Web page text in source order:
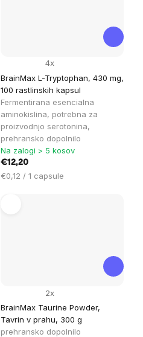
BrainMax L-Tryptophan, 430 mg,
100 rastlinskih kapsul
Fermentirana esencialna
aminokislina, potrebna za
proizvodnjo serotonina,
prehransko dopolnilo
4x
Na zalogi > 5 kosov
€12,20
Cena
€0,12 / 1 capsule
BrainMax Taurine Powder,
Tavrin v prahu, 300 g
prehransko dopolnilo
2x